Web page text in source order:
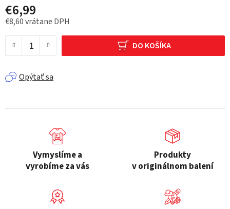
€6,99
€8,60 vrátane DPH
DO KOŠÍKA
Opýtať sa
Vymyslíme a
vyrobíme za vás
Produkty
v originálnom balení